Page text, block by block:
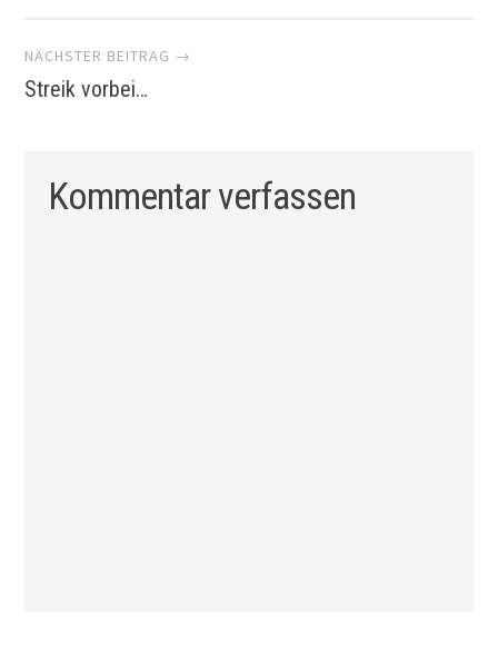
NÄCHSTER BEITRAG →
Streik vorbei…
Kommentar verfassen